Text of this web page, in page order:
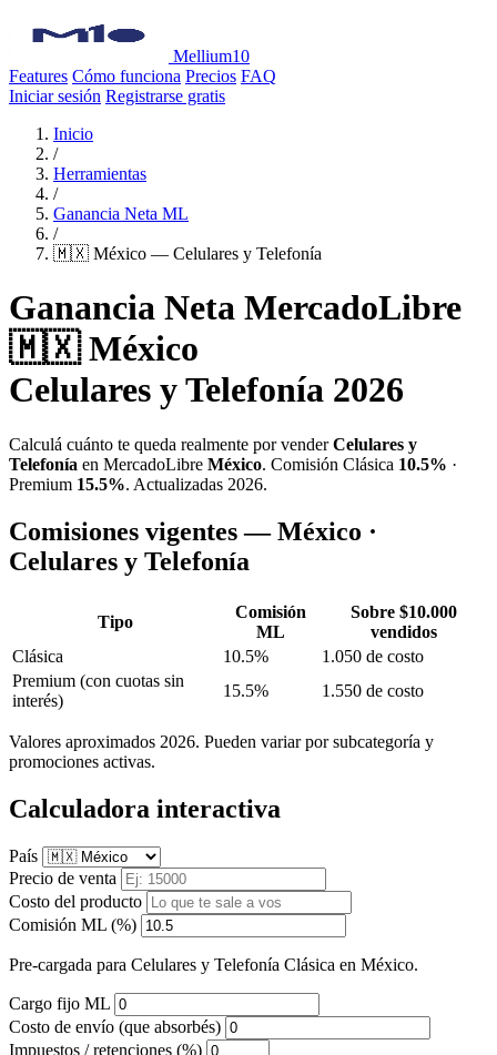
Mellium10
Features Cómo funciona Precios FAQ
Iniciar sesión Registrarse gratis
Inicio
/
Herramientas
/
Ganancia Neta ML
/
🇲🇽 México — Celulares y Telefonía
Ganancia Neta MercadoLibre
🇲🇽 México
Celulares y Telefonía 2026
Calculá cuánto te queda realmente por venderCelulares y
Telefonía en MercadoLibre México. Comisión Clásica 10.5% ·
Premium 15.5%. Actualizadas 2026.
Comisiones vigentes — México ·
Celulares y Telefonía
Tipo
Comisión
ML
Sobre $10.000
vendidos
Clásica
10.5%
1.050 de costo
Premium (con cuotas sin
interés)
15.5% 1.550 de costo
Valores aproximados 2026. Pueden variar por subcategoría y
promociones activas.
Calculadora interactiva
País
Precio de venta
Costo del producto
Comisión ML (%)
Pre-cargada para Celulares y Telefonía Clásica en México.
Cargo fijo ML
Costo de envío (que absorbés)
Impuestos / retenciones (%)